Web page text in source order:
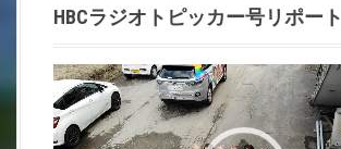
HBCラジオトピッカー号リポート
動
画
プ